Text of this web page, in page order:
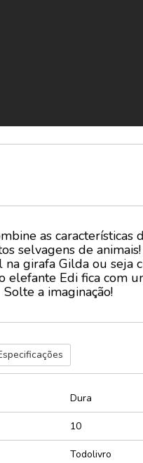
as características
selvagens de
na girafa Gilda ou seja
elefante Edi fica com
Solte a imaginação!
Dura
10
Todolivro